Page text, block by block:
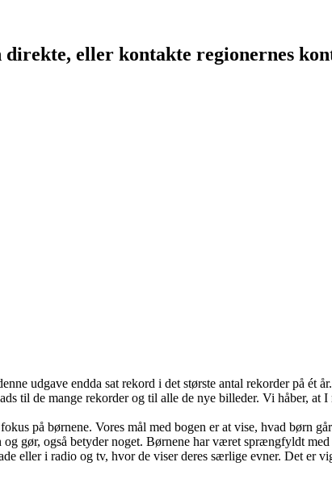
eller kontakte regionernes
udgave endda sat rekord i det største antal rekorder på ét
til de mange rekorder og til alle de nye billeder. Vi håber, at
på børnene. Vores mål med bogen er at vise, hvad børn
gør, også betyder noget. Børnene har været sprængfyldt
eller i radio og tv, hvor de viser deres særlige evner. Det er